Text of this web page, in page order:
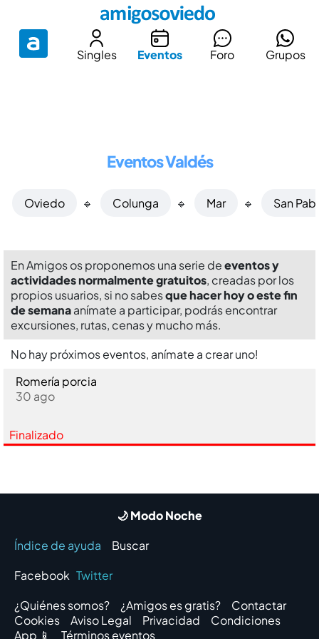
Singles Eventos Foro Grupos
Eventos Valdés
Oviedo 🔹 Colunga 🔹 Mar 🔹 San
En Amigos os proponemos una serie deeventos y
actividades normalmente gratuitos, creadas por los
propios usuarios, si no sabesque hacer hoy o este fin
de semanaanímate a participar, podrás encontrar
excursiones, rutas, cenas y mucho más.
No hay próximos eventos, anímate a crear uno!
Romerí­a porcia
30 ago
Finalizado
🌙 Modo Noche
Índice de ayuda
Buscar
Facebook Twitter
¿Quiénes somos?
¿Amigos es gratis?
Contactar
Cookies
Aviso Legal Privacidad
Condiciones
App 📱
Términos eventos